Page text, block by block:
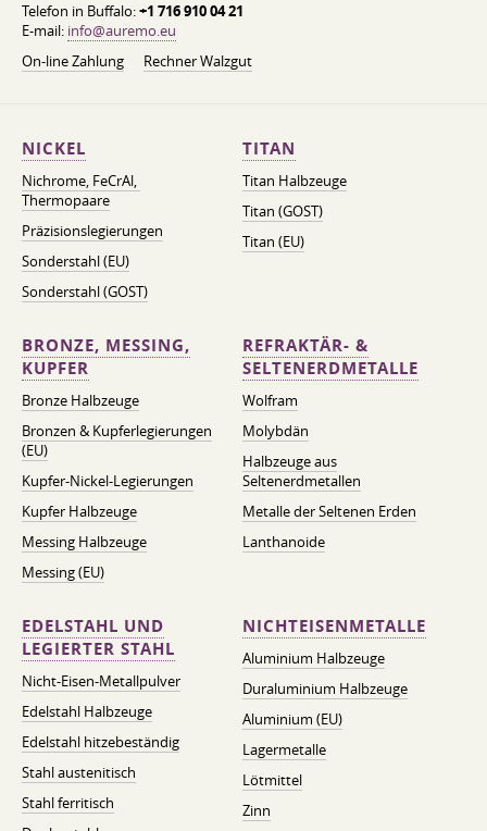
Telefon in Buffalo:+1 716 910 04 21
E-mail: info@auremo.eu
On-line Zahlung
Rechner Walzgut
NICKEL
Nichrome, FeСrAl, ​​
Thermopaare
Präzisionslegierungen
Sonderstahl (EU)
Sonderstahl (GOST)
TITAN
Titan Halbzeuge
Titan (GOST)
Titan (EU)
BRONZE, MESSING,
KUPFER
Bronze Halbzeuge
Bronzen & Kupferlegierungen
(EU)
Kupfer-Nickel-Legierungen
Kupfer Halbzeuge
Messing Halbzeuge
Messing (EU)
REFRAKTÄR- &
SELTENERDMETALLE
Wolfram
Molybdän
Halbzeuge aus
Seltenerdmetallen
Metalle der Seltenen Erden
Lanthanoide
EDELSTAHL UND
LEGIERTER STAHL
Nicht-Eisen-Metallpulver
Edelstahl Halbzeuge
Edelstahl hitzebeständig
Stahl austenitisch
Stahl ferritisch
NICHTEISENMETALLE
Aluminium Halbzeuge
Duraluminium Halbzeuge
Aluminium (EU)
Lagermetalle
Lötmittel
Zinn